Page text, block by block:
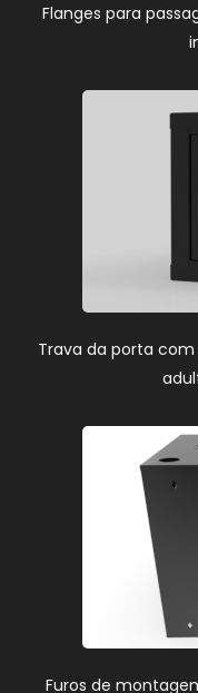
Flanges para
Trava da porta
Furos de